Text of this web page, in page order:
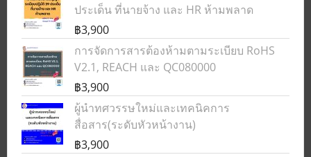
ประเด็น ที่นายจ้าง และ HR ห้ามพลาด
฿3,900
การจัดการสารต้องห้ามตามระเบียบ RoHS
V2.1, REACH และ QC080000
฿3,900
ผู้นำทศวรรษใหม่และเทคนิคการ
สื่อสาร(ระดับหัวหน้างาน)
฿3,900